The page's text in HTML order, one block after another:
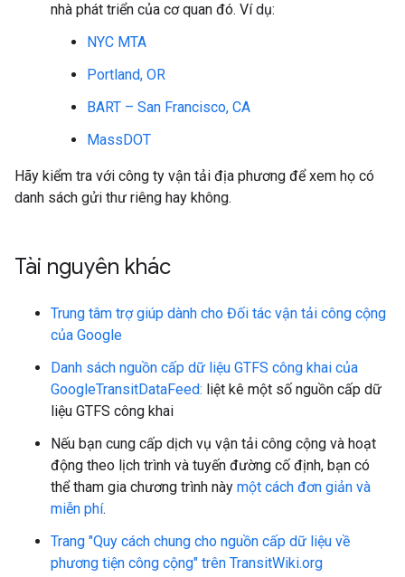
nhà phát triển của cơ quan đó. Ví dụ:
NYC MTA
Portland, OR
BART – San Francisco, CA
MassDOT
Hãy kiểm tra với công ty vận tải địa phương để xem họ có
danh sách gửi thư riêng hay không.
Tài nguyên khác
Trung tâm trợ giúp dành cho Đối tác vận tải công cộng
của Google
Danh sách nguồn cấp dữ liệu GTFS công khai của
GoogleTransitDataFeed: liệt kê một số nguồn cấp dữ
liệu GTFS công khai
Nếu bạn cung cấp dịch vụ vận tải công cộng và hoạt
động theo lịch trình và tuyến đường cố định, bạn có
thể tham gia chương trình này một cách đơn giản và
miễn phí.
Trang "Quy cách chung cho nguồn cấp dữ liệu về
phương tiện công cộng" trên TransitWiki.org